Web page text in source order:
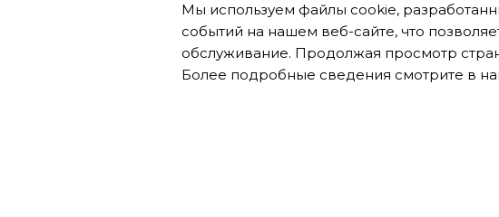
Мы используем файлы cookie,
событий на нашем веб-сайте, что
обслуживание. Продолжая просмотр
Более подробные сведения смотрите в